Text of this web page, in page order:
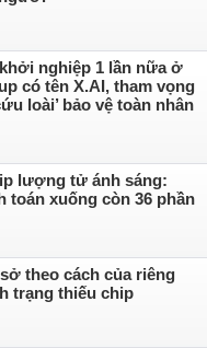
nghiệp 1 lần nữa ở
có tên X.AI, tham vọng
loài’ bảo vệ toàn nhân
lượng tử ánh sáng:
toán xuống còn 36 phần
theo cách của riêng
trạng thiếu chip